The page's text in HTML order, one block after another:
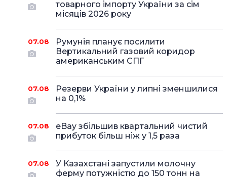
товарного імпорту України за сім
місяців 2026 року
07.08
Румунія планує посилити
Вертикальний газовий коридор
американським СПГ
07.08
Резерви України у липні зменшилися
на 0,1%
07.08
eBay збільшив квартальний чистий
прибуток більш ніж у 1,5 раза
07.08
У Казахстані запустили молочну
ферму потужністю до 150 тонн на